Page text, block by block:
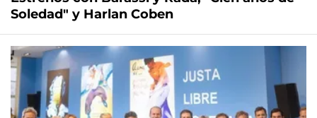
Soledad" y Harlan Coben